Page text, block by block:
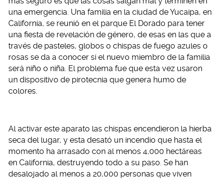
una emergencia. Una familia en la ciudad de Yucaipa, en
California, se reunió en el parque El Dorado para tener
una fiesta de revelación de género, de esas en las que a
través de pasteles, globos o chispas de fuego azules o
rosas se da a conocer si el nuevo miembro de la familia
será niño o niña. El problema fue que esta vez usaron
un dispositivo de pirotecnia que genera humo de
colores.
Al activar este aparato las chispas encendieron la hierba
seca del lugar, y esta desató un incendio que hasta el
momento ha arrasado con al menos 4,000 hectáreas
en California, destruyendo todo a su paso. Se han
desalojado al menos a 20,000 personas que viven